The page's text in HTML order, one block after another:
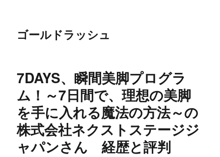
ゴールドラッシュ
7DAYS、瞬間美脚プログラ
ム！～7日間で、理想の美脚
を手に入れる魔法の方法～の
株式会社ネクストステージジ
ャパンさん 経歴と評判